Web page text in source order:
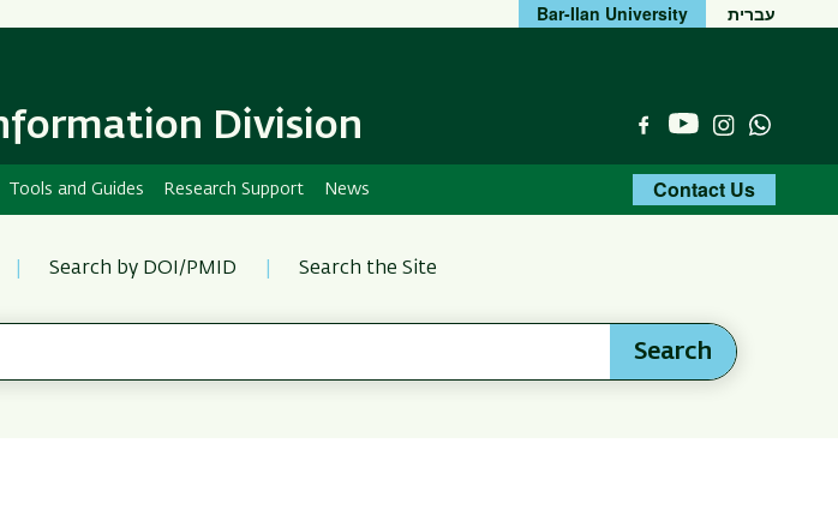
Bar-Ilan University עברית
Division FacebookYouTubeInstagram
Tools and Guides Research Support News Contact Us
Search by DOI/PMID Search the Site
Search